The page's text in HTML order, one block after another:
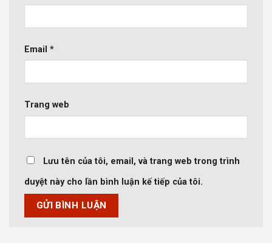
Email *
Trang web
Lưu tên của tôi, email, và trang web trong trình
duyệt này cho lần bình luận kế tiếp của tôi.